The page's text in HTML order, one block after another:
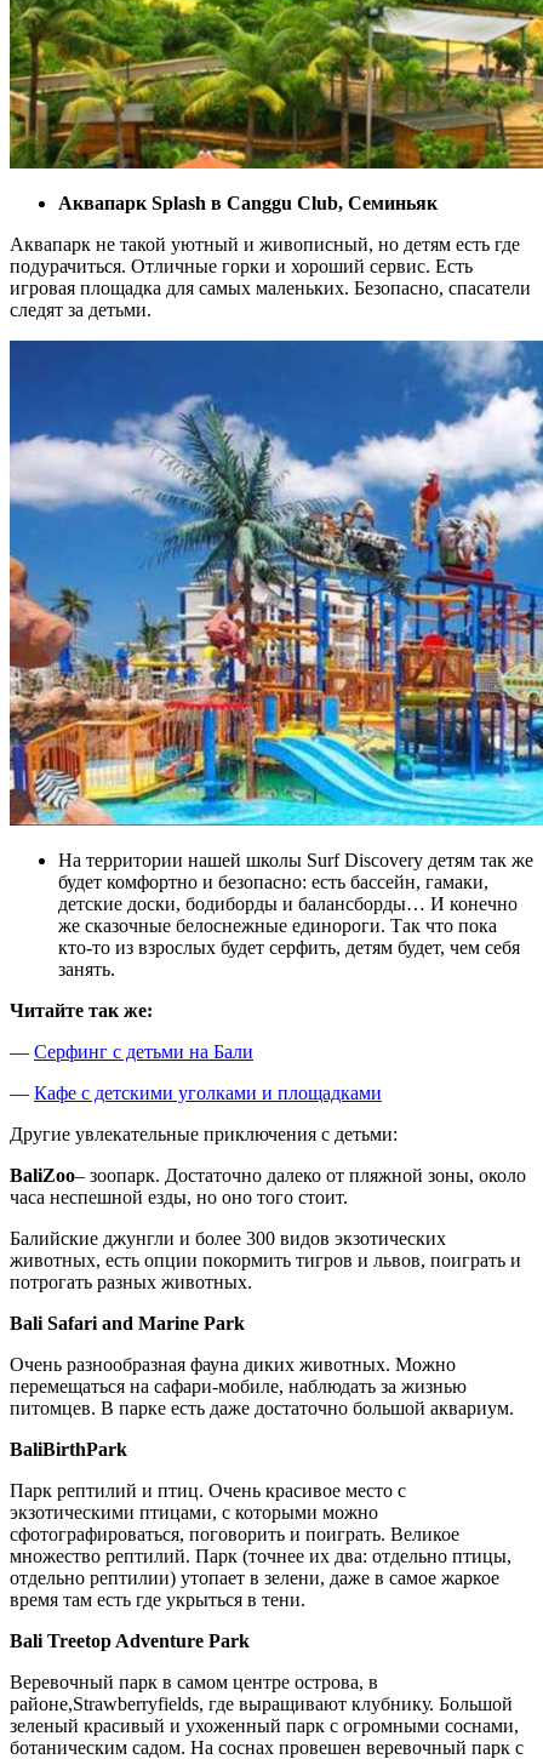
Аквапарк Splash в Canggu Club, Семиньяк
Аквапарк не такой уютный и живописный, но детям есть где
подурачиться. Отличные горки и хороший сервис. Есть
игровая площадка для самых маленьких. Безопасно, спасатели
следят за детьми.
На территории нашей школы Surf Discovery детям так же
будет комфортно и безопасно: есть бассейн, гамаки,
детские доски, бодиборды и балансборды… И конечно
же сказочные белоснежные единороги. Так что пока
кто-то из взрослых будет серфить, детям будет, чем себя
занять.
Читайте так же:
— Серфинг с детьми на Бали
— Кафе с детскими уголками и площадками
Другие увлекательные приключения с детьми:
BaliZoo– зоопарк. Достаточно далеко от пляжной зоны, около
часа неспешной езды, но оно того стоит.
Балийские джунгли и более 300 видов экзотических
животных, есть опции покормить тигров и львов, поиграть и
потрогать разных животных.
Bali Safari and Marine Park
Очень разнообразная фауна диких животных. Можно
перемещаться на сафари-мобиле, наблюдать за жизнью
питомцев. В парке есть даже достаточно большой аквариум.
BaliBirthPark
Парк рептилий и птиц. Очень красивое место с
экзотическими птицами, с которыми можно
сфотографироваться, поговорить и поиграть. Великое
множество рептилий. Парк (точнее их два: отдельно птицы,
отдельно рептилии) утопает в зелени, даже в самое жаркое
время там есть где укрыться в тени.
Bali Treetop Adventure Park
Веревочный парк в самом центре острова, в
районе,Strawberryfields, где выращивают клубнику. Большой
зеленый красивый и ухоженный парк с огромными соснами,
ботаническим садом. На соснах провешен веревочный парк с